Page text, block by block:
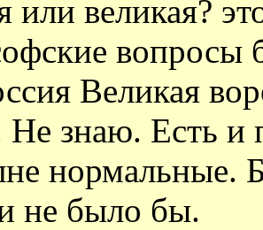
или великая?
вопросы
Великая
Не знаю. Есть и
нормальные.
не было бы.